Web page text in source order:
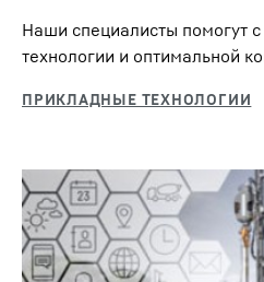
Дистанционное управление
выгрузки и сборки машины
Наши специалисты помогут
технологии и оптимальной